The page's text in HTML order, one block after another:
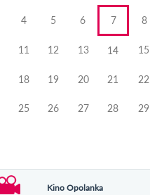
4 5 6 7 8
11 12 13 14 15
18 19 20 21 22
25 26 27 28 29
Kino Opolanka